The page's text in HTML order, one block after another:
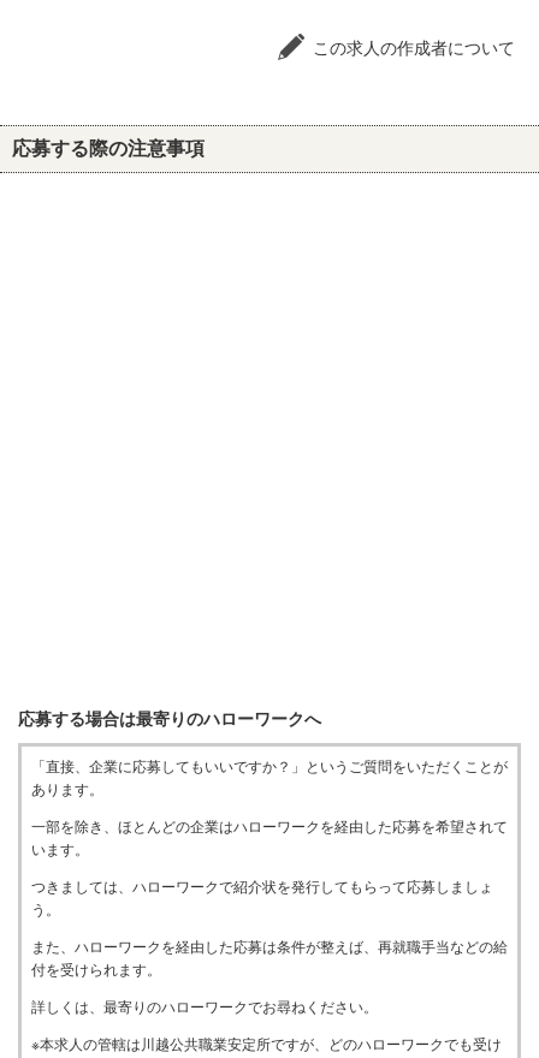
この求人の作成者について
応募する際の注意事項
応募する場合は最寄りのハローワークへ
「直接、企業に応募してもいいですか？」というご質問をいただくことが
あります。
一部を除き、ほとんどの企業はハローワークを経由した応募を希望されて
います。
つきましては、ハローワークで紹介状を発行してもらって応募しましょ
う。
また、ハローワークを経由した応募は条件が整えば、再就職手当などの給
付を受けられます。
詳しくは、最寄りのハローワークでお尋ねください。
※本求人の管轄は川越公共職業安定所ですが、どのハローワークでも受け